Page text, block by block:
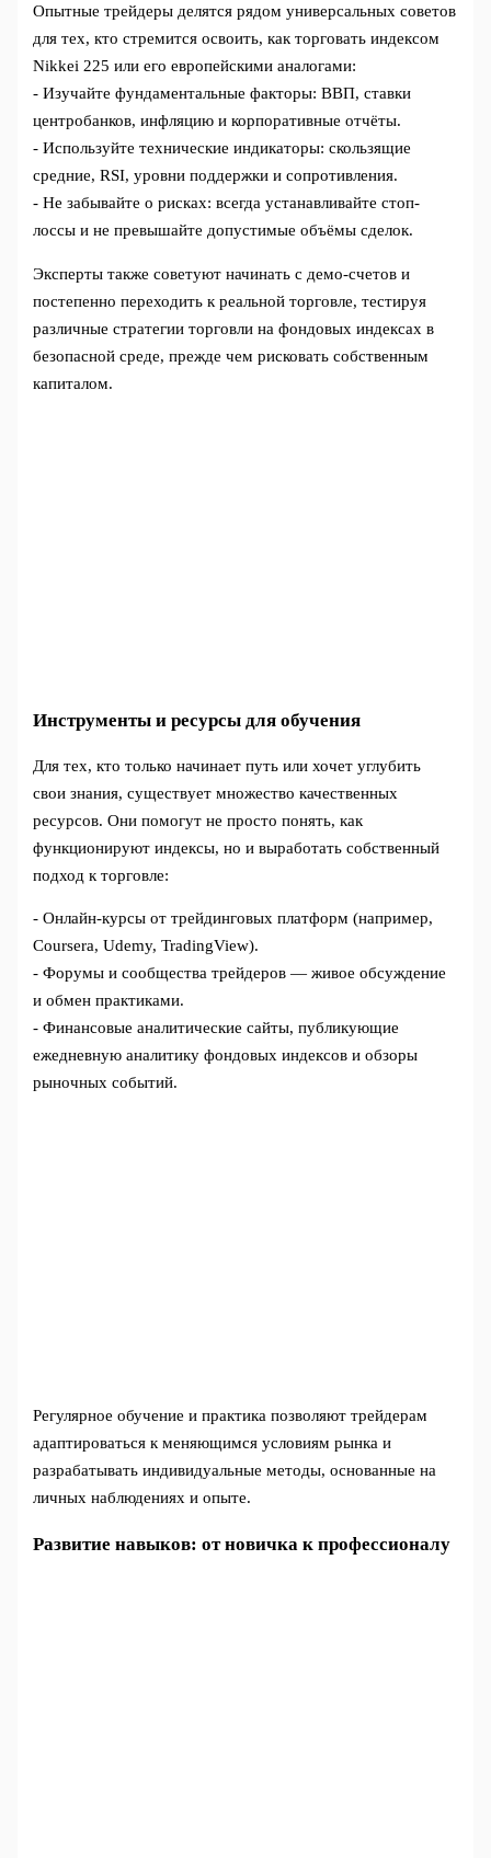
Опытные трейдеры делятся рядом универсальных советов
для тех, кто стремится освоить, как торговать индексом
Nikkei 225 или его европейскими аналогами:
- Изучайте фундаментальные факторы: ВВП, ставки
центробанков, инфляцию и корпоративные отчёты.
- Используйте технические индикаторы: скользящие
средние, RSI, уровни поддержки и сопротивления.
- Не забывайте о рисках: всегда устанавливайте стоп-
лоссы и не превышайте допустимые объёмы сделок.
Эксперты также советуют начинать с демо-счетов и
постепенно переходить к реальной торговле, тестируя
различные стратегии торговли на фондовых индексах в
безопасной среде, прежде чем рисковать собственным
капиталом.
Инструменты и ресурсы для обучения
Для тех, кто только начинает путь или хочет углубить
свои знания, существует множество качественных
ресурсов. Они помогут не просто понять, как
функционируют индексы, но и выработать собственный
подход к торговле:
- Онлайн-курсы от трейдинговых платформ (например,
Coursera, Udemy, TradingView).
- Форумы и сообщества трейдеров — живое обсуждение
и обмен практиками.
- Финансовые аналитические сайты, публикующие
ежедневную аналитику фондовых индексов и обзоры
рыночных событий.
Регулярное обучение и практика позволяют трейдерам
адаптироваться к меняющимся условиям рынка и
разрабатывать индивидуальные методы, основанные на
личных наблюдениях и опыте.
Развитие навыков: от новичка к профессионалу